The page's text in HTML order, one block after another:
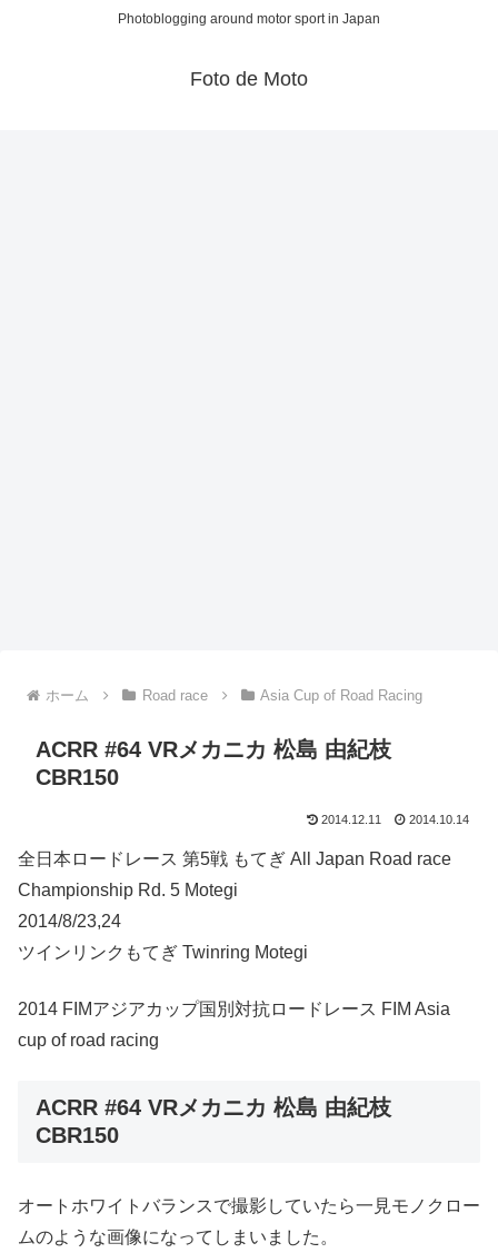
Photoblogging around motor sport in Japan
Foto de Moto
ホーム Road race Asia Cup of Road Racing
ACRR #64 VRメカニカ 松島 由紀枝
CBR150
2014.12.11 2014.10.14
全日本ロードレース 第5戦 もてぎ All Japan Road race
Championship Rd. 5 Motegi
2014/8/23,24
ツインリンクもてぎ Twinring Motegi
2014 FIMアジアカップ国別対抗ロードレース FIM Asia
cup of road racing
ACRR #64 VRメカニカ 松島 由紀枝
CBR150
オートホワイトバランスで撮影していたら一見モノクロー
ムのような画像になってしまいました。